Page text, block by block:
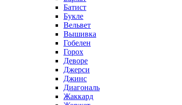
Батист
Букле
Вельвет
Вышивка
Гобелен
Горох
Деворе
Джерси
Джинс
Диагональ
Жаккард